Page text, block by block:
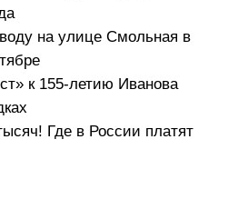
на улице Смольная в
к 155-летию Иванова
Где в России платят